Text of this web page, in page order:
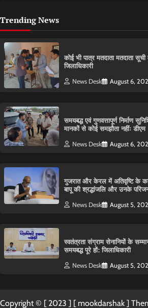
Trending News
कोई भी पात्र मतदाता मतदाता
जिलाधिकारी
News Desk August 6,
समयबद्ध एवं गुणवत्तापूर्ण निर्माण
मानकों से कोई समझौता नहींः डीएम
News Desk August 6,
गुजरात और केरल में अतिवृष्टि के
बापू की श्रद्धांजलि और उनके
News Desk August 5,
स्वतंत्रता संग्राम सेनानियों के
समयबद्ध पूरे हों: जिलाधिकारी
News Desk August 5,
Copyright © [ 2023 ] [ mookdarshak ]